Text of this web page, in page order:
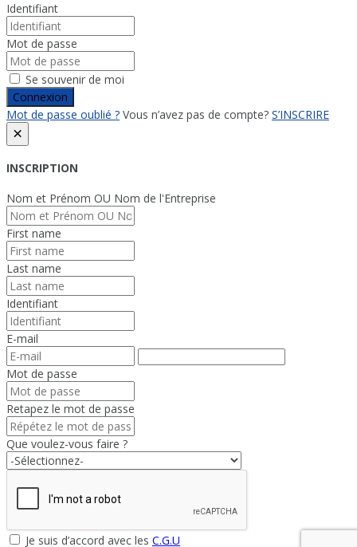
Identifiant
Mot de passe
Se souvenir de moi
Connexion
Mot de passe oublié ? Vous n’avez pas de compte? S’INSCRIRE
×
INSCRIPTION
Nom et Prénom OU Nom de l'Entreprise
First name
Last name
Identifiant
E-mail
Mot de passe
Retapez le mot de passe
Que voulez-vous faire ?
Je suis d’accord avec les C.G.U